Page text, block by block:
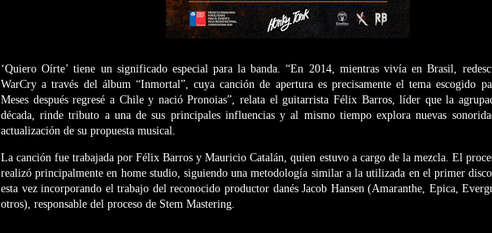
‘Quiero Oírte’ tiene un significado especial para la banda. “En 2014, mientras vivía en Brasil,
WarCry a través del álbum “Inmortal”, cuya canción de apertura es precisamente el tema escogido
Meses después regresé a Chile y nació Pronoias”, relata el guitarrista Félix Barros, líder que la
década, rinde tributo a una de sus principales influencias y al mismo tiempo explora nuevas
actualización de su propuesta musical.
La canción fue trabajada por Félix Barros y Mauricio Catalán, quien estuvo a cargo de la mezcla. El
realizó principalmente en home studio, siguiendo una metodología similar a la utilizada en el primer
esta vez incorporando el trabajo del reconocido productor danés Jacob Hansen (Amaranthe, Epica,
otros), responsable del proceso de Stem Mastering.